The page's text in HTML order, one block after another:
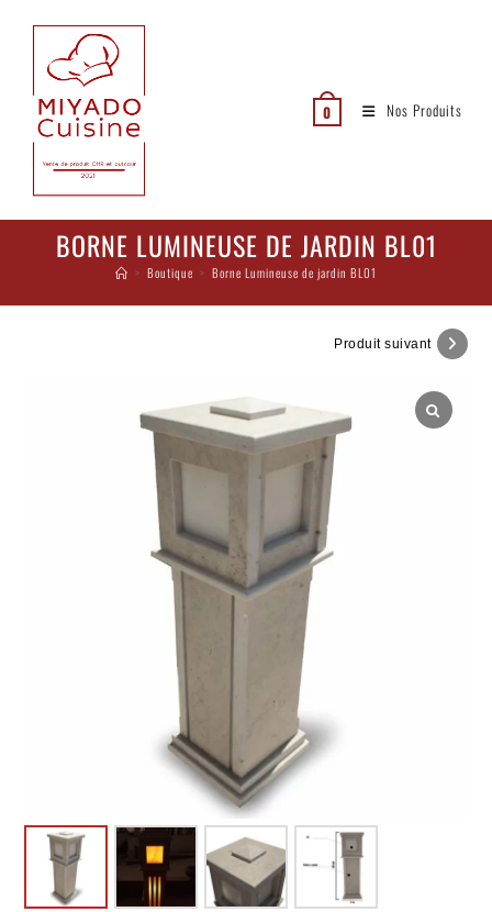
0 Nos Produits
BORNE LUMINEUSE DE JARDIN BL01
> Boutique > Borne Lumineuse de jardin BL01
Produit suivant